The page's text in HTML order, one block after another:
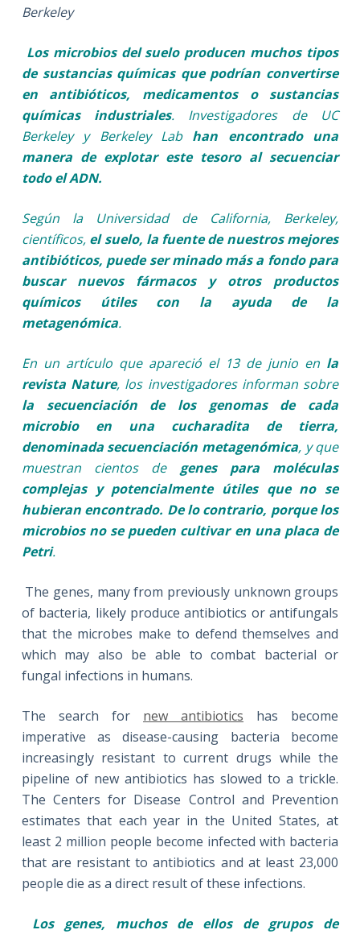
Berkeley
Los microbios del suelo producen muchos tipos
de sustancias químicas que podrían convertirse
en antibióticos, medicamentos o sustancias
químicas industriales. Investigadores de UC
Berkeley y Berkeley Lab han encontrado una
manera de explotar este tesoro al secuenciar
todo el ADN.
Según la Universidad de California, Berkeley,
científicos, el suelo, la fuente de nuestros mejores
antibióticos, puede ser minado más a fondo para
buscar nuevos fármacos y otros productos
químicos útiles con la ayuda de la
metagenómica.
En un artículo que apareció el 13 de junio en la
revista Nature, los investigadores informan sobre
la secuenciación de los genomas de cada
microbio en una cucharadita de tierra,
denominada secuenciación metagenómica, y que
muestran cientos de genes para moléculas
complejas y potencialmente útiles que no se
hubieran encontrado. De lo contrario, porque los
microbios no se pueden cultivar en una placa de
Petri.
The genes, many from previously unknown groups
of bacteria, likely produce antibiotics or antifungals
that the microbes make to defend themselves and
which may also be able to combat bacterial or
fungal infections in humans.
The search for new antibiotics has become
imperative as disease-causing bacteria become
increasingly resistant to current drugs while the
pipeline of new antibiotics has slowed to a trickle.
The Centers for Disease Control and Prevention
estimates that each year in the United States, at
least 2 million people become infected with bacteria
that are resistant to antibiotics and at least 23,000
people die as a direct result of these infections.
Los genes, muchos de ellos de grupos de